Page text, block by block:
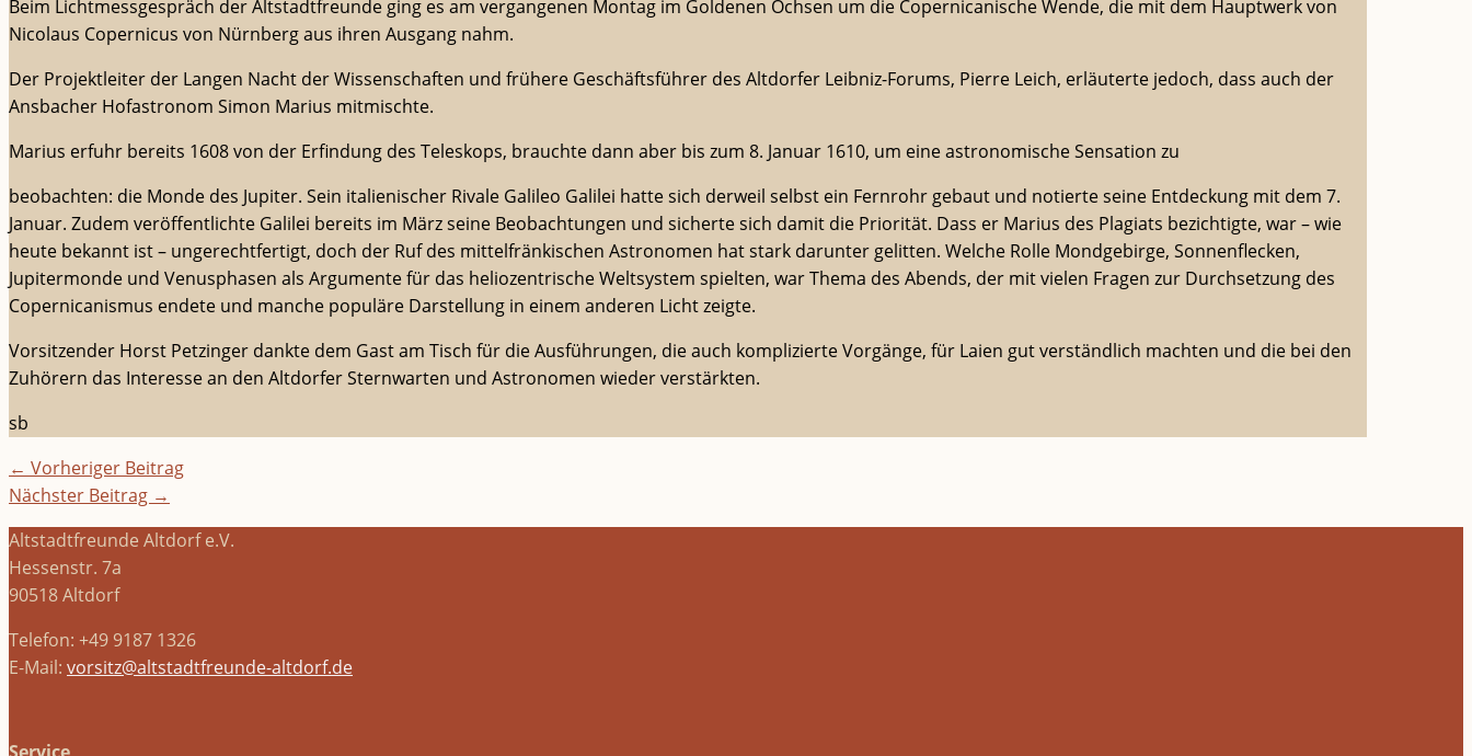
Beim Lichtmessgespräch der Altstadtfreunde ging es am vergangenen Montag im Goldenen Ochsen um die Copernicanische Wende, die mit dem Hauptwerk von
Nicolaus Copernicus von Nürnberg aus ihren Ausgang nahm.
Der Projektleiter der Langen Nacht der Wissenschaften und frühere Geschäftsführer des Altdorfer Leibniz-Forums, Pierre Leich, erläuterte jedoch, dass auch der
Ansbacher Hofastronom Simon Marius mitmischte.
Marius erfuhr bereits 1608 von der Erfindung des Teleskops, brauchte dann aber bis zum 8. Januar 1610, um eine astronomische Sensation zu
beobachten: die Monde des Jupiter. Sein italienischer Rivale Galileo Galilei hatte sich derweil selbst ein Fernrohr gebaut und notierte seine Entdeckung mit dem 7.
Januar. Zudem veröffentlichte Galilei bereits im März seine Beobachtungen und sicherte sich damit die Priorität. Dass er Marius des Plagiats bezichtigte, war – wie
heute bekannt ist – ungerechtfertigt, doch der Ruf des mittelfränkischen Astronomen hat stark darunter gelitten. Welche Rolle Mondgebirge, Sonnenflecken,
Jupitermonde und Venusphasen als Argumente für das heliozentrische Weltsystem spielten, war Thema des Abends, der mit vielen Fragen zur Durchsetzung des
Copernicanismus endete und manche populäre Darstellung in einem anderen Licht zeigte.
Vorsitzender Horst Petzinger dankte dem Gast am Tisch für die Ausführungen, die auch komplizierte Vorgänge, für Laien gut verständlich machten und die bei den
Zuhörern das Interesse an den Altdorfer Sternwarten und Astronomen wieder verstärkten.
sb
← Vorheriger Beitrag
Nächster Beitrag →
Altstadtfreunde Altdorf e.V.
Hessenstr. 7a
90518 Altdorf
Telefon: +49 9187 1326
E-Mail: vorsitz@altstadtfreunde-altdorf.de